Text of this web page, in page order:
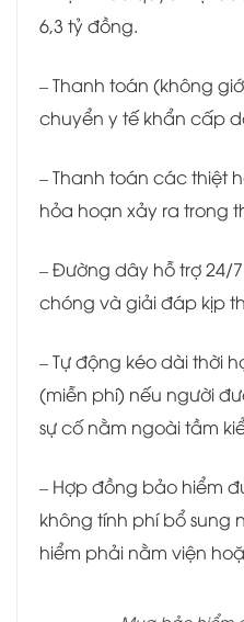
6,3 tỷ đồng.
– Thanh toán (không
chuyển y tế khẩn cấp
– Thanh toán các thiệt
hỏa hoạn xảy ra trong
– Đường dây hỗ trợ 24/
chóng và giải đáp kịp
– Tự động kéo dài thời
(miễn phí) nếu người
sự cố nằm ngoài tầm
– Hợp đồng bảo hiểm
không tính phí bổ sung
hiểm phải nằm viện